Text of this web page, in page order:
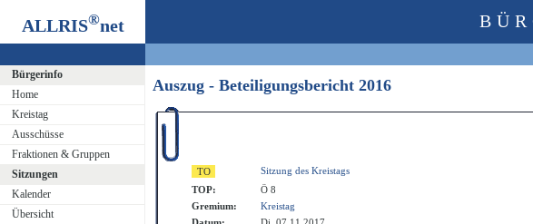
ALLRIS®net
Bürgerinfo
Home
Kreistag
Ausschüsse
Fraktionen & Gruppen
Sitzungen
Kalender
Übersicht
Auszug - Beteiligungsbericht 2016
Sitzung des Kreistags
TOP:
Ö 8
Gremium:
Kreistag